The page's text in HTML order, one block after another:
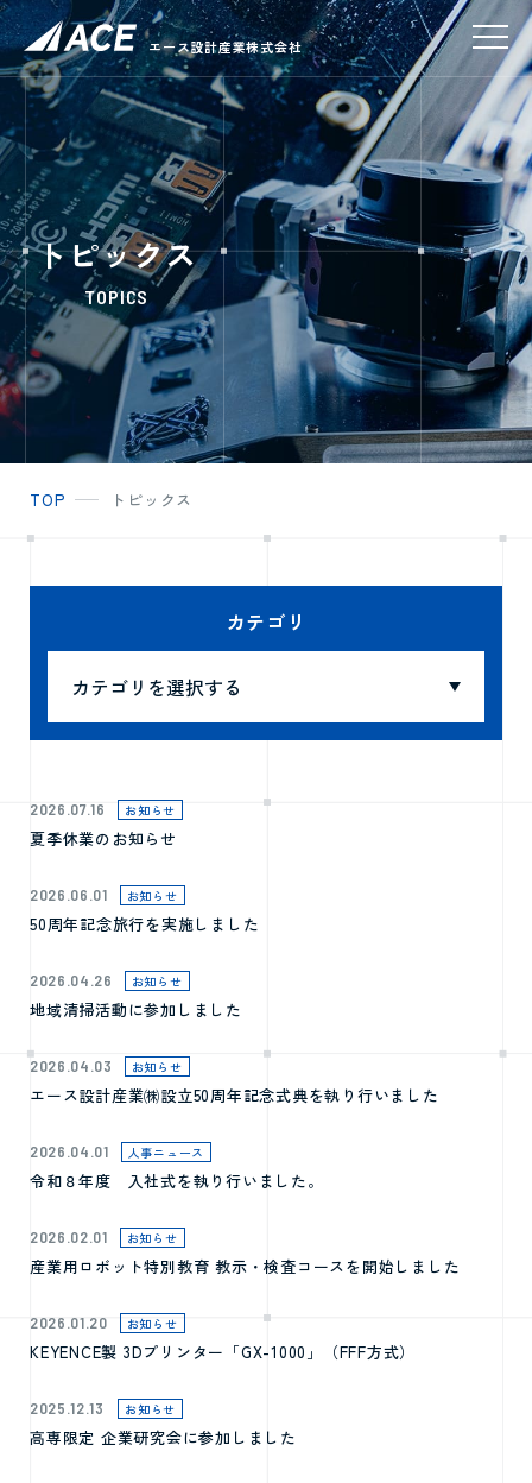
エース設計産業株式会社
トピックス
TOPICS
TOP トピックス
2026.07.16 お知らせ
夏季休業のお知らせ
2026.06.01 お知らせ
50周年記念旅行を実施しました
2026.04.26 お知らせ
地域清掃活動に参加しました
2026.04.03 お知らせ
エース設計産業㈱設立50周年記念式典を執り行いました
2026.04.01 人事ニュース
令和８年度 入社式を執り行いました。
2026.02.01 お知らせ
産業用ロボット特別教育 教示・検査コースを開始しました
2026.01.20 お知らせ
KEYENCE製 3Dプリンター「GX-1000」（FFF方式）
2025.12.13 お知らせ
高専限定 企業研究会に参加しました
カテゴリ